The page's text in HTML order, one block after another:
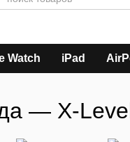
Watch iPad
— X-